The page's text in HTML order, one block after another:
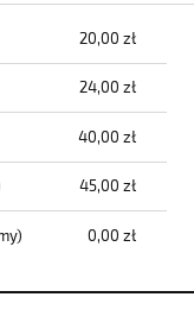
kosztów
20,00 zł
24,00 zł
40,00 zł
45,00 zł
0,00 zł